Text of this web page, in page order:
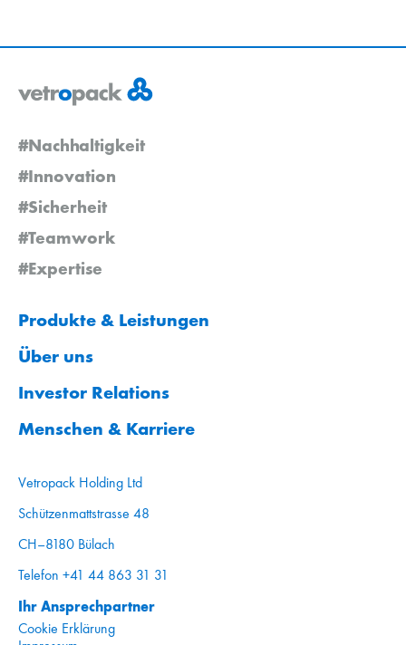
#Nachhaltigkeit
#Innovation
#Sicherheit
#Teamwork
#Expertise
Produkte & Leistungen
Über uns
Investor Relations
Menschen & Karriere
Vetropack Holding Ltd
Schützenmattstrasse 48
CH–8180 Bülach
Telefon +41 44 863 31 31
Ihr Ansprechpartner
Cookie Erklärung